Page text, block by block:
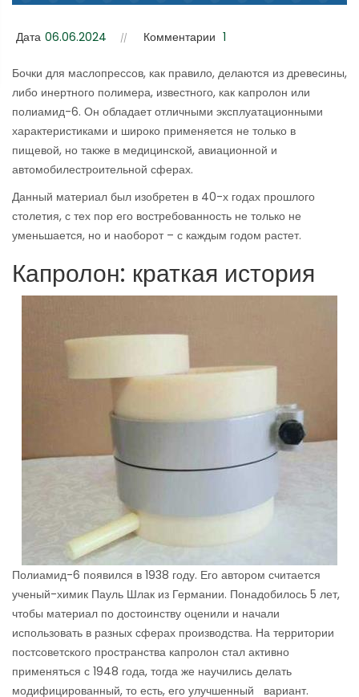
Дата 06.06.2024 Комментарии 1
Бочки для маслопрессов, как правило, делаются из древесины,
либо инертного полимера, известного, как капролон или
полиамид-6. Он обладает отличными эксплуатационными
характеристиками и широко применяется не только в
пищевой, но также в медицинской, авиационной и
автомобилестроительной сферах.
Данный материал был изобретен в 40-х годах прошлого
столетия, с тех пор его востребованность не только не
уменьшается, но и наоборот – с каждым годом растет.
Капролон: краткая история
Полиамид-6 появился в 1938 году. Его автором считается
ученый-химик Пауль Шлак из Германии. Понадобилось 5 лет,
чтобы материал по достоинству оценили и начали
использовать в разных сферах производства. На территории
постсоветского пространства капролон стал активно
применяться с 1948 года, тогда же научились делать
модифицированный, то есть, его улучшенный вариант.